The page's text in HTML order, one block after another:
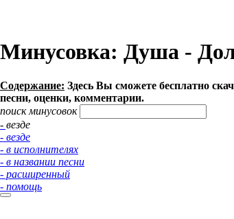
Минусовка: Душа -
Содержание: Здесь Вы сможете бесплатно
песни, оценки, комментарии.
поиск минусовок
- везде
- везде
- в исполнителях
- в названии песни
- расширенный
- помощь